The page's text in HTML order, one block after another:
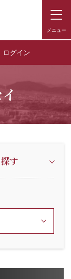
ログイン
す